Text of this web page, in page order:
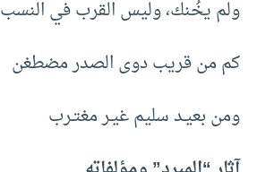
ولم يخُنك، وليس القرب في النسب
كم من قريب دوى الصدر مضطغن
ومن بعيـد سليم غيـر مغتـرب